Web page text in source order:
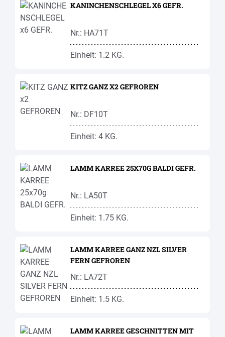
KANINCHENSCHLEGEL X6 GEFR.
Nr.: HA71T
Einheit: 1.2 KG.
KITZ GANZ X2 GEFROREN
Nr.: DF10T
Einheit: 4 KG.
LAMM KARREE 25X70G BALDI GEFR.
Nr.: LA50T
Einheit: 1.75 KG.
LAMM KARREE GANZ NZL SILVER
FERN GEFROREN
Nr.: LA72T
Einheit: 1.5 KG.
LAMM KARREE GESCHNITTEN MIT